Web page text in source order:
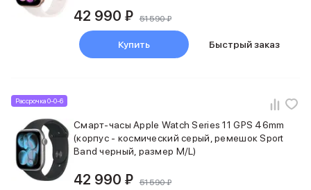
Внешние аккумуляторы
Кабели Lightning
iPad
iPad Pro 13″
iPad Pro 11″
iPad Air 13″
42 990 ₽ 51 590 ₽
Купить Быстрый заказ
Рассрочка 0-0-6
Смарт-часы Apple Watch Series 11 GPS 46mm
(корпус - космический серый, ремешок Sport
Band черный, размер M/L)
42 990 ₽ 51 590 ₽